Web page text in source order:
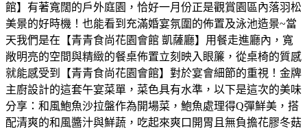
館】有著寬闊的戶外庭園，恰好一月份正是觀賞園區內落羽松
美景的好時機！也能看到充滿婚宴氛圍的佈置及泳池造景~當
天我們是在【青青食尚花園會館 凱薩廳】用餐走進廳內，寬
敞明亮的空間與精緻的餐桌佈置立刻映入眼簾，從桌椅的質感
就能感受到【青青食尚花園會館】對於宴會細節的重視！金牌
主廚設計的這套午宴菜單，菜色具有水準，以下是這次的美味
分享：和風鮑魚沙拉盤作為開場菜，鮑魚處理得Q彈鮮美，搭
配清爽的和風醬汁與鮮蔬，吃起來爽口開胃且無負擔花膠冬菇